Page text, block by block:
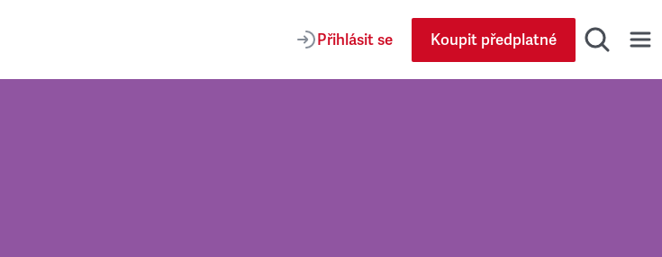
Přihlásit se Koupit předplatné